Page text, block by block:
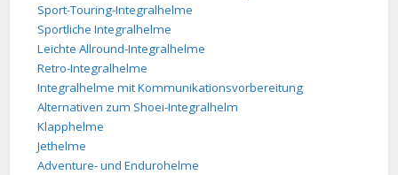
Sport-Touring-Integralhelme
Sportliche Integralhelme
Leichte Allround-Integralhelme
Retro-Integralhelme
Integralhelme mit Kommunikationsvorbereitung
Alternativen zum Shoei-Integralhelm
Klapphelme
Jethelme
Adventure- und Endurohelme